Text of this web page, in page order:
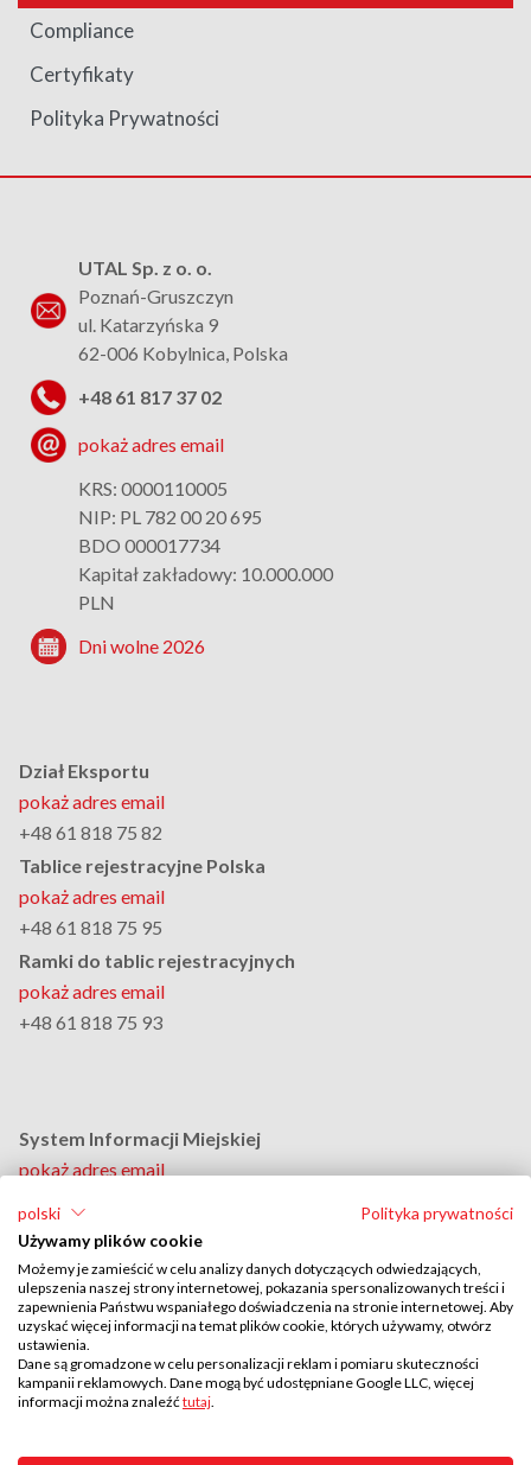
Compliance
Certyfikaty
Polityka Prywatności
UTAL Sp. z o. o.
Poznań-Gruszczyn
ul. Katarzyńska 9
62-006 Kobylnica, Polska
+48 61 817 37 02
pokaż adres email
KRS: 0000110005
NIP: PL 782 00 20 695
BDO 000017734
Kapitał zakładowy: 10.000.000
PLN
Dni wolne 2026
Dział Eksportu
pokaż adres email
+48 61 818 75 82
Tablice rejestracyjne Polska
pokaż adres email
+48 61 818 75 95
Ramki do tablic rejestracyjnych
pokaż adres email
+48 61 818 75 93
System Informacji Miejskiej
pokaż adres email
Dział Personalny
pokaż adres email
+48 61 818 75 88
Adres do doręczeń elektronicznych:
AE:PL-46081-20925-AEABE-27
polski
Polityka prywatności
Używamy plików cookie
Możemy je zamieścić w celu analizy danych dotyczących odwiedzających,
ulepszenia naszej strony internetowej, pokazania spersonalizowanych treści i
zapewnienia Państwu wspaniałego doświadczenia na stronie internetowej. Aby
uzyskać więcej informacji na temat plików cookie, których używamy, otwórz
ustawienia.
Dane są gromadzone w celu personalizacji reklam i pomiaru skuteczności
kampanii reklamowych. Dane mogą być udostępniane Google LLC, więcej
informacji można znaleźćtutaj.